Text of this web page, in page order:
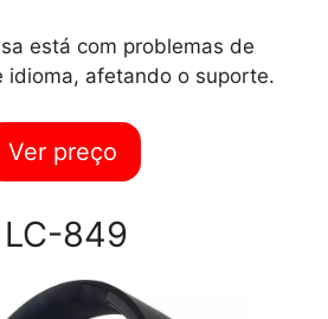
está com problemas de
idioma, afetando o suporte.
Ver preço
849